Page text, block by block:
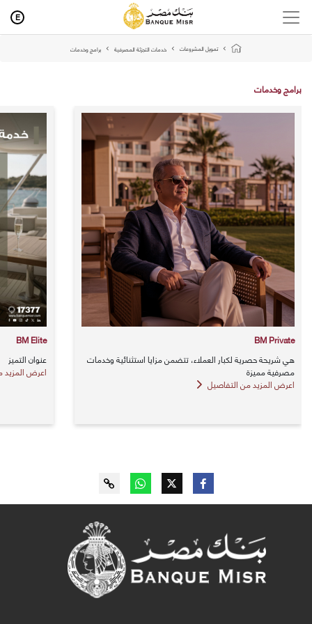
E
تمويل المشروعات خدمات التجزئة المصرفية برامج وخدمات
برامج وخدمات
BM Private
هي شريحة حصرية لكبار العملاء، تتضمن مزايا استثنائية وخدمات
مصرفية مميزة
اعرض المزيد من التفاصيل
BM Elite
عنوان التميز
اعرض